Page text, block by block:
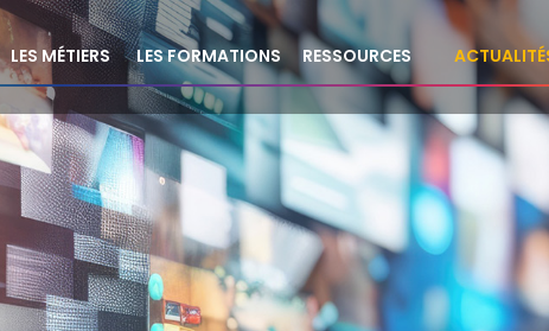
LES MÉTIERS LES FORMATIONS RESSOURCES